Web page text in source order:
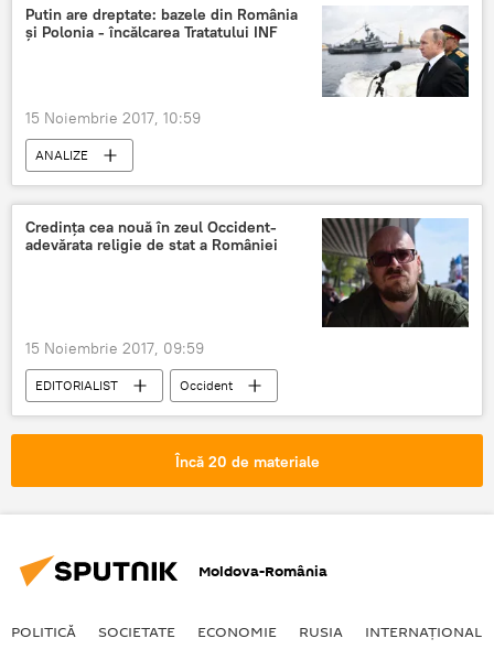
Putin are dreptate: bazele din România
și Polonia - încălcarea Tratatului INF
15 Noiembrie 2017, 10:59
ANALIZE
Criza în relațiile SUA - Rusia din cauza Tratatului Forțelor Nucleare Intermediare (INF)
Credința cea nouă în zeul Occident-
adevărata religie de stat a României
15 Noiembrie 2017, 09:59
EDITORIALIST
Occident
Bogdan Duca
Gabriel Liiceanu
România
Încă 20 de materiale
Moldova-România
POLITICĂ SOCIETATE ECONOMIE RUSIA INTERNAŢIONAL